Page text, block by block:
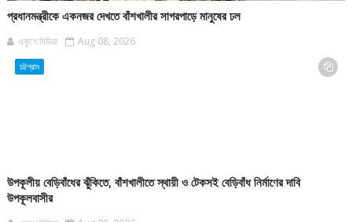
প্রধানমন্ত্রীকে একনজর দেখতে বাঁশখালীর সাগরপাড়ে মানুষের ঢল
একুশে মিডিয়া Aug 08, 2026
চট্টগ্রাম
উপকূলীয় বেড়িবাঁধের ঝুঁকিতে, বাঁশখালীতে স্থায়ী ও টেকসই বেড়িবাঁধ নির্মাণের দাবি
উপকূলবাসীর